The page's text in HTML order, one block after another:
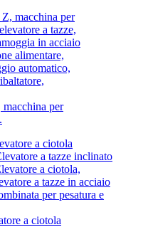
per
a ciotola